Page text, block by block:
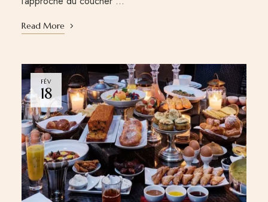
Read More
FÉV
18